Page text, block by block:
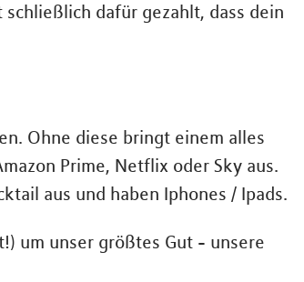
dafür gezahlt, dass dein
Ohne diese bringt einem alles
Prime, Netflix oder Sky aus.
aus und haben Iphones / Ipads.
um unser größtes Gut - unsere